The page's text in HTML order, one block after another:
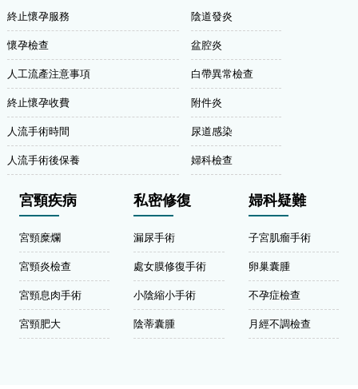
終止懷孕服務
懷孕檢查
人工流產注意事項
終止懷孕收費
人流手術時間
人流手術後保養
陰道發炎
盆腔炎
白帶異常檢查
附件炎
尿道感染
婦科檢查
宮頸疾病
宮頸糜爛
宮頸炎檢查
宮頸息肉手術
宮頸肥大
私密修復
漏尿手術
處女膜修復手術
小陰縮小手術
陰蒂囊腫
婦科疑難
子宮肌瘤手術
卵巢囊腫
不孕症檢查
月經不調檢查